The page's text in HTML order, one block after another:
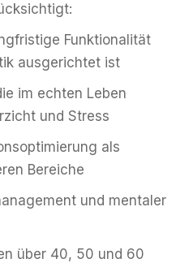
Funktionalität
ausgerichtet ist
im echten Leben
und Stress
als
Bereiche
und mentaler
über 40, 50 und 60